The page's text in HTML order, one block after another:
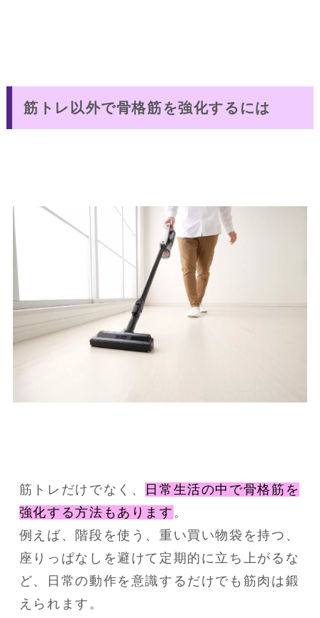
筋トレ以外で骨格筋を強化するには
筋トレだけでなく、
日常生活の中で骨格筋を
強化する方法もあります 。
例えば、階段を使う、重い買い物袋を持つ、
座りっぱなしを避けて定期的に立ち上がるな
ど、日常の動作を意識するだけでも筋肉は鍛
えられます。